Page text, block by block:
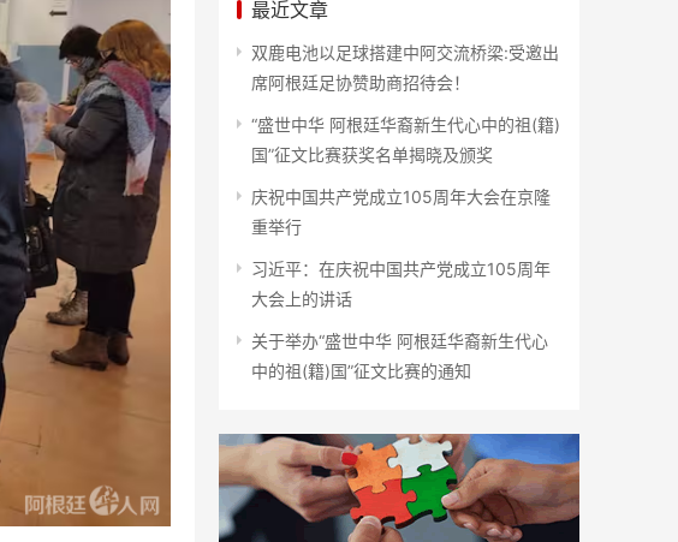
最近文章
双鹿电池以足球搭建中阿交流桥梁:受邀出
席阿根廷足协赞助商招待会！
“盛世中华 阿根廷华裔新生代心中的祖(籍)
国”征文比赛获奖名单揭晓及颁奖
庆祝中国共产党成立105周年大会在京隆
重举行
习近平：在庆祝中国共产党成立105周年
大会上的讲话
关于举办“盛世中华 阿根廷华裔新生代心
中的祖(籍)国”征文比赛的通知